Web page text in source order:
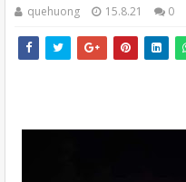
quehuong 15.8.21 0